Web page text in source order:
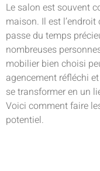
Le salon est souvent
maison. Il est
passe du temps
nombreuses
mobilier bien choisi
agencement réfléchi
se transformer en un
Voici comment faire
potentiel.